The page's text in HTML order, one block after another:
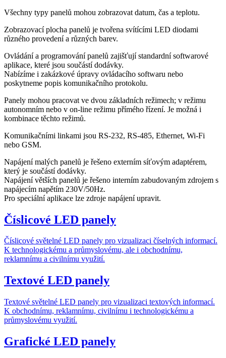
Všechny typy panelů mohou zobrazovat datum, čas a teplotu.
Zobrazovací plocha panelů je tvořena svítícími LED diodami
různého provedení a různých barev.
Ovládání a programování panelů zajišťují standardní softwarové
aplikace, které jsou součástí dodávky.
Nabízíme i zakázkové úpravy ovládacího softwaru nebo
poskytneme popis komunikačního protokolu.
Panely mohou pracovat ve dvou základních režimech; v režimu
autonomním nebo v on-line režimu přímého řízení. Je možná i
kombinace těchto režimů.
Komunikačními linkami jsou RS-232, RS-485, Ethernet, Wi-Fi
nebo GSM.
Napájení malých panelů je řešeno externím síťovým adaptérem,
který je součástí dodávky.
Napájení větších panelů je řešeno interním zabudovaným zdrojem s
napájecím napětím 230V/50Hz.
Pro speciální aplikace lze zdroje napájení upravit.
Číslicové LED panely
Číslicové světelné LED panely pro vizualizaci číselných informací.
K technologickému a průmyslovému, ale i obchodnímu,
reklamnímu a civilnímu využití.
Textové LED panely
Textové světelné LED panely pro vizualizaci textových informací.
K obchodnímu, reklamnímu, civilnímu i technologickému a
průmyslovému využití.
Grafické LED panely